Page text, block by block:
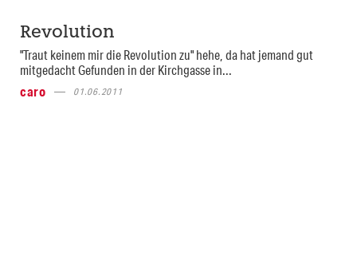
Revolution
"Traut keinem mir die Revolution zu" hehe, da hat jemand gut
mitgedacht Gefunden in der Kirchgasse in...
caro
01.06.2011